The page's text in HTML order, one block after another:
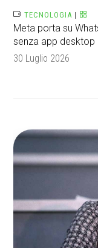
TECNOLOGIA |
Meta porta su
senza app
30 Luglio 2026